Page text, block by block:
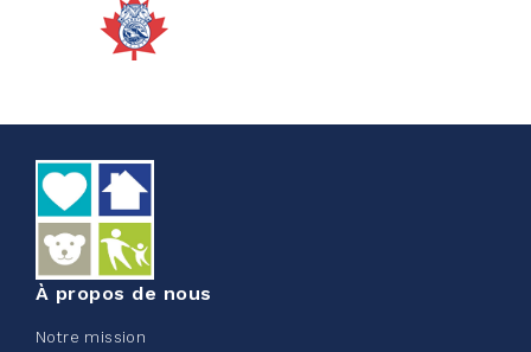
Corporate Challenge Edmonton
juin 09, 2026
5% 50,00 $
À propos de nous
Notre mission